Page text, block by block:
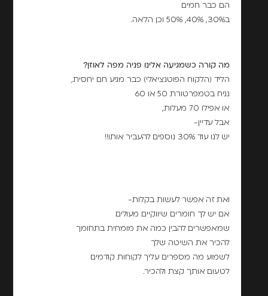
הם כבר חמים
ב30%, 40%, 50% וכן הלאה.
מה קורה כשמגיעה אלינו פניה מפה לאוזן?
הליד (הלקוח הפוטנציאלי) כבר מגיע חם יחסית,
נניח בטמפרטורת 50 או 60
או אפילו 70 מעלות,
אבל עדיין-
יש לנו עוד 30% נוספים להעביר אותו!!
ואת זה אפשר לעשות בקלות-
אם יש לך חומרים שיווקיים מעולים
שמאפשרים להבין כמה את מומחית בתחומך
להכיר את השיטה שלך
לשמוע מה מספרים עליך לקוחות קודמים
לטעום אותך קצת ולהכיר.